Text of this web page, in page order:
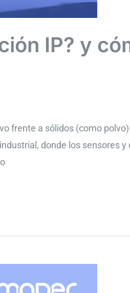
IP? y
frente a sólidos (como
donde los sensores